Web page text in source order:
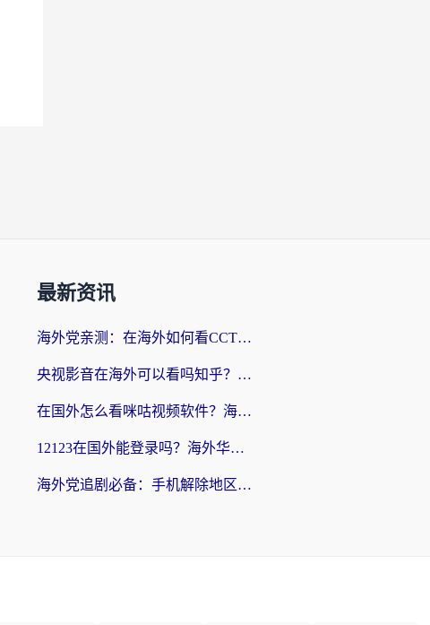
最新资讯
海外党亲测：在海外如何看CCTV？告别“仅限大陆播放”的实用指南
央视影音在海外可以看吗知乎？留学生亲测：3步解决地域限制+追剧自由
在国外怎么看咪咕视频软件？海外党亲测有效的回国加速方案
12123在国外能登录吗？海外华人必看的回国加速实用指南
海外党追剧必备：手机解除地区限制app怎么选？解决央视视频&国内剧地区限制全指南